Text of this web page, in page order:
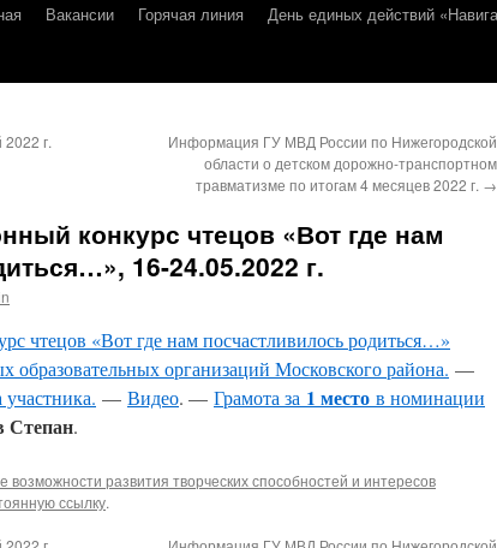
Вакансии Горячая линия День единых действий
г.
Информация ГУ МВД России по Нижегородской
области о детском дорожно-транспортном
травматизме по итогам 4 месяцев 2022 г. →
конкурс чтецов «Вот где нам
16-24.05.2022 г.
чтецов «Вот где нам посчастливилось родиться…»
образовательных организаций Московского района. —
— Видео. — Грамота за 1 место в номинации
Степан.
возможности развития творческих способностей и интересов
ссылку.